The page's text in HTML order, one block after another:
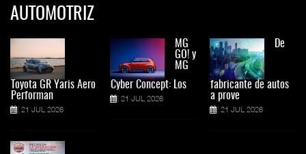
AUTOMOTRIZ
Toyota GR Yaris Aero
Performan
21 JUL 2026
MG
GO! y
MG
Cyber Concept: Los
21 JUL 2026
De
fabricante de autos
a prove
21 JUL 2026